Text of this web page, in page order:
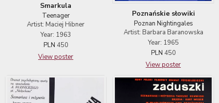
Smarkula
Teenager
Artist: Maciej Hibner
Year: 1963
PLN 450
View poster
Poznańskie słowiki
Poznan Nightingales
Artist: Barbara Baranowska
Year: 1965
PLN 450
View poster